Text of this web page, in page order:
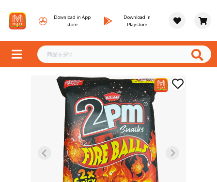
Download in App
store
Download in
Playstore